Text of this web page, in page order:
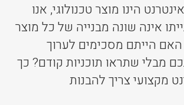
הינו מוצר טכנולוגי, אנו
אינה שונה מבנייה של כל מוצר
הייתם מסכימים לערוך
מבלי שתראו תוכניות קודם? כך
מקצועי צריך להבנות